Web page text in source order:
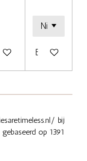
details Bekijk details
bij
op 1391